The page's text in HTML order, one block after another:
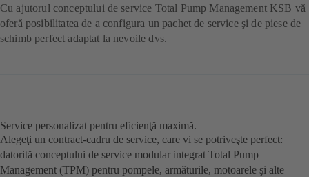
Cu ajutorul conceptului de service Total Pump Management KSB vă
oferă posibilitatea de a configura un pachet de service şi de piese de
schimb perfect adaptat la nevoile dvs.
Service personalizat pentru eficienţă maximă.
Alegeţi un contract-cadru de service, care vi se potriveşte perfect:
datorită conceptului de service modular integrat Total Pump
Management (TPM) pentru pompele, armăturile, motoarele şi alte